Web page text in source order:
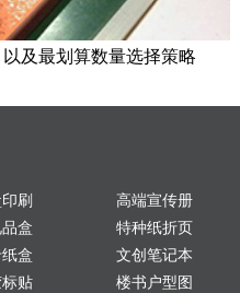
及最划算数量选择策略
刷
盒
盒
贴
高端宣传册
特种纸折页
文创笔记本
楼书户型图